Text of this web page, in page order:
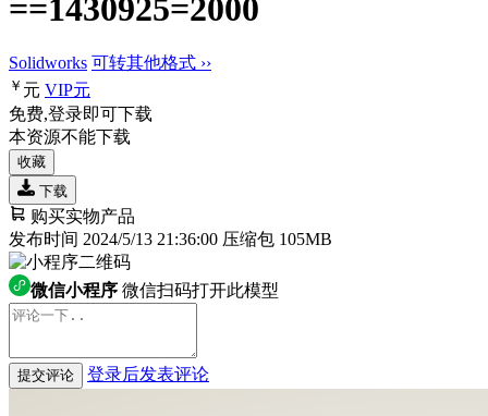
==1430925=2000
Solidworks 可转其他格式 ››
￥ 元 VIP元
免费,登录即可下载
本资源不能下载
收藏
下载
购买实物产品
发布时间 2024/5/13 21:36:00 压缩包 105MB
微信小程序 微信扫码打开此模型
提交评论 登录后发表评论